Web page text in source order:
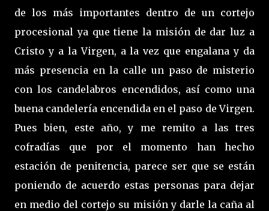
de los más importantes dentro de un cortejo
procesional ya que tiene la misión de dar luz a
Cristo y a la Virgen, a la vez que engalana y da
más presencia en la calle un paso de misterio
con los candelabros encendidos, así como una
buena candelería encendida en el paso de Virgen.
Pues bien, este año, y me remito a las tres
cofradías que por el momento han hecho
estación de penitencia, parece ser que se están
poniendo de acuerdo estas personas para dejar
en medio del cortejo su misión y darle la caña al